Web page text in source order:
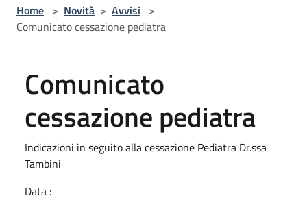
Home > Novità > Avvisi >
Comunicato cessazione pediatra
Comunicato
cessazione pediatra
Indicazioni in seguito alla cessazione Pediatra Dr.ssa
Tambini
Data :